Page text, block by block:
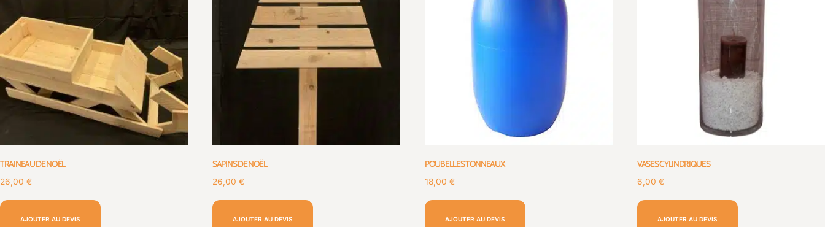
TRAINEAU DE NOËL
26,00 €
AJOUTER AU DEVIS
SAPINS DE NOËL
26,00 €
AJOUTER AU DEVIS
POUBELLES TONNEAUX
18,00 €
AJOUTER AU DEVIS
VASES CYLINDRIQUES
6,00 €
AJOUTER AU DEVIS